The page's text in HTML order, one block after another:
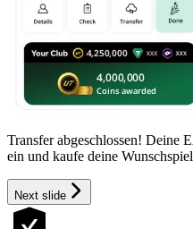
Transfer abgeschlossen! Deine
ein und kaufe deine
Next slide